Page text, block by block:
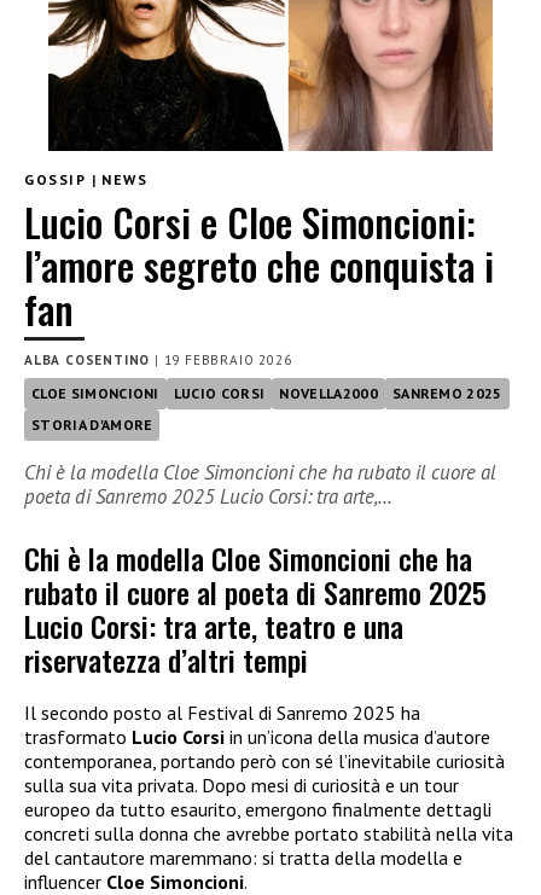
GOSSIP | NEWS
Lucio Corsi e Cloe Simoncioni:
l’amore segreto che conquista i
fan
ALBA COSENTINO | 19 FEBBRAIO 2026
CLOE SIMONCIONI LUCIO CORSI NOVELLA2000
SANREMO 2025
STORIA D'AMORE
Chi è la modella Cloe Simoncioni che ha rubato il cuore al
poeta di Sanremo 2025 Lucio Corsi: tra arte,…
Chi è la modella Cloe Simoncioni che ha
rubato il cuore al poeta di Sanremo 2025
Lucio Corsi: tra arte, teatro e una
riservatezza d’altri tempi
Il secondo posto al Festival di Sanremo 2025 ha
trasformato Lucio Corsi in un’icona della musica d’autore
contemporanea, portando però con sé l’inevitabile curiosità
sulla sua vita privata. Dopo mesi di curiosità e un tour
europeo da tutto esaurito, emergono finalmente dettagli
concreti sulla donna che avrebbe portato stabilità nella vita
del cantautore maremmano: si tratta della modella e
influencer Cloe Simoncioni.